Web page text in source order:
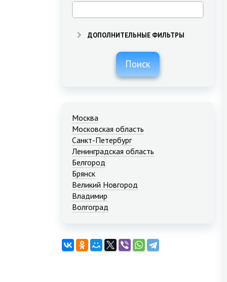
ДОПОЛНИТЕЛЬНЫЕ ФИЛЬТРЫ
Поиск
Москва
Московская область
Санкт-Петербург
Ленинградская область
Белгород
Брянск
Великий Новгород
Владимир
Волгоград
Казань
Калининград